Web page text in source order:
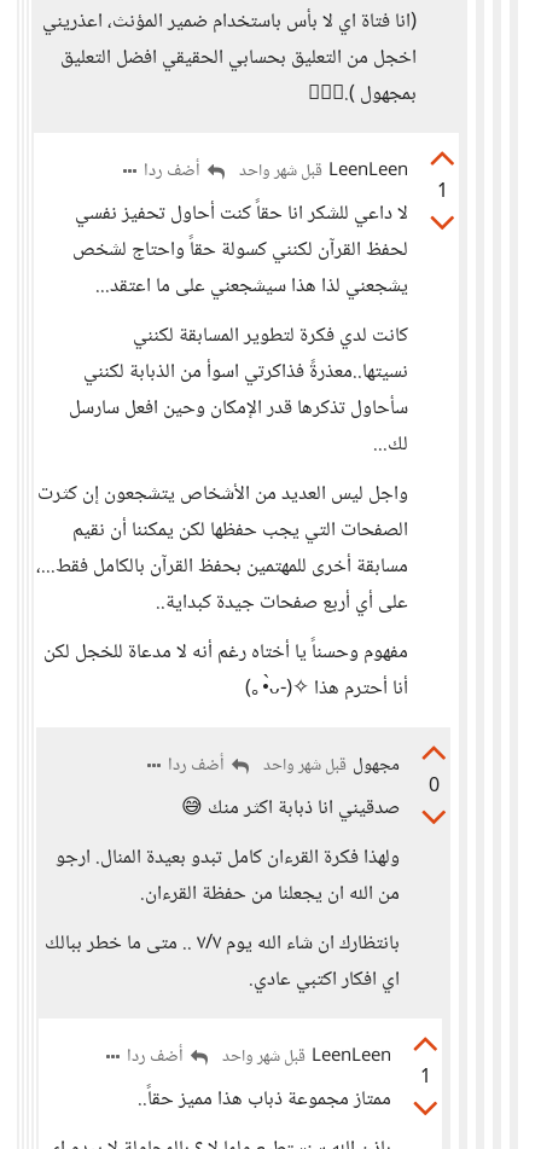
(انا فتاة اي لا بأس باستخدام ضمير المؤنث، اعذريني
اخجل من التعليق بحسابي الحقيقي افضل التعليق
بمجهول ).🙋🏻‍♀️
1
LeenLeen قبل شهر واحد أضف ردا
لا داعي للشكر انا حقاً كنت أحاول تحفيز نفسي
لحفظ القرآن لكنني كسولة حقاً واحتاج لشخص
يشجعني لذا هذا سيشجعني على ما اعتقد...
كانت لدي فكرة لتطوير المسابقة لكنني
نسيتها..معذرةً فذاكرتي اسوأ من الذبابة لكنني
سأحاول تذكرها قدر الإمكان وحين افعل سارسل
لك...
واجل ليس العديد من الأشخاص يتشجعون إن كثرت
الصفحات التي يجب حفظها لكن يمكننا أن نقيم
مسابقة أخرى للمهتمين بحفظ القرآن بالكامل فقط...،
على أي أربع صفحات جيدة كبداية..
مفهوم وحسناً يا أختاه رغم أنه لا مدعاة للخجل لكن
أنا أحترم هذا ⁦(⁠｡⁠•̀⁠ᴗ⁠-⁠)⁠✧⁩
0
مجهول قبل شهر واحد أضف ردا
صدقيني انا ذبابة اكثر منك 😅
ولهذا فكرة القرءان كامل تبدو بعيدة المنال. ارجو
من الله ان يجعلنا من حفظة القرءان.
بانتظارك ان شاء الله يوم ٧/٧ .. متى ما خطر ببالك
اي افكار اكتبي عادي.
1
LeenLeen قبل شهر واحد أضف ردا
ممتاز مجموعة ذباب هذا مميز حقاً..